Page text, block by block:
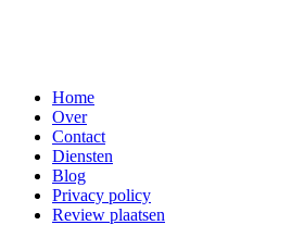
Home
Over
Contact
Diensten
Blog
Privacy policy
Review plaatsen